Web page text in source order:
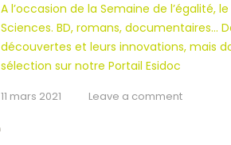
A l’occasion de la Semaine de l’égalité,
Sciences. BD, romans, documentaires…
découvertes et leurs innovations, mais
sélection sur notre Portail Esidoc
11 mars 2021 Leave a comment